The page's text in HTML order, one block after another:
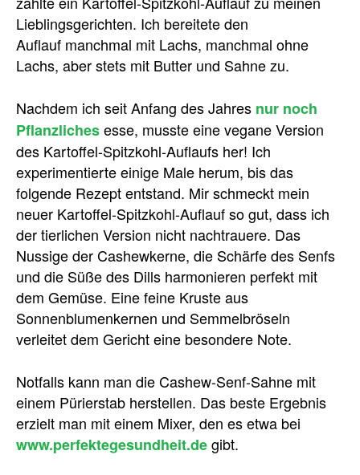
Lieblingsgerichten. Ich bereitete den
Auflauf manchmal mit Lachs, manchmal ohne
Lachs, aber stets mit Butter und Sahne zu.
Nachdem ich seit Anfang des Jahres nur noch
Pflanzlichesesse, musste eine vegane Version
des Kartoffel-Spitzkohl-Auflaufs her! Ich
experimentierte einige Male herum, bis das
folgende Rezept entstand. Mir schmeckt mein
neuer Kartoffel-Spitzkohl-Auflauf so gut, dass ich
der tierlichen Version nicht nachtrauere. Das
Nussige der Cashewkerne, die Schärfe des Senfs
und die Süße des Dills harmonieren perfekt mit
dem Gemüse. Eine feine Kruste aus
Sonnenblumenkernen und Semmelbröseln
verleitet dem Gericht eine besondere Note.
Notfalls kann man die Cashew-Senf-Sahne mit
einem Pürierstab herstellen. Das beste Ergebnis
erzielt man mit einem Mixer, den es etwa bei
www.perfektegesundheit.degibt.